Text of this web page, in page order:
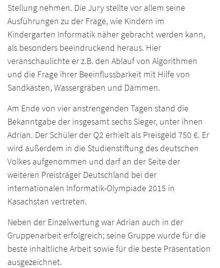
Stellung nehmen. Die Jury stellte vor allem seine
Ausführungen zu der Frage, wie Kindern im
Kindergarten Informatik näher gebracht werden kann,
als besonders beeindruckend heraus. Hier
veranschaulichte er z.B. den Ablauf von Algorithmen
und die Frage ihrer Beeinflussbarkeit mit Hilfe von
Sandkästen, Wassergräben und Dämmen.
Am Ende von vier anstrengenden Tagen stand die
Bekanntgabe der insgesamt sechs Sieger, unter ihnen
Adrian. Der Schüler der Q2 erhielt als Preisgeld 750 €. Er
wird außerdem in die Studienstiftung des deutschen
Volkes aufgenommen und darf an der Seite der
weiteren Preisträger Deutschland bei der
internationalen Informatik-Olympiade 2015 in
Kasachstan vertreten.
Neben der Einzelwertung war Adrian auch in der
Gruppenarbeit erfolgreich; seine Gruppe wurde für die
beste inhaltliche Arbeit sowie für die beste Präsentation
ausgezeichnet.